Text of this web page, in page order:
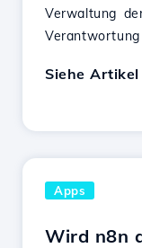
Verwaltung
Siehe Artikel
Apps
Wird n8n